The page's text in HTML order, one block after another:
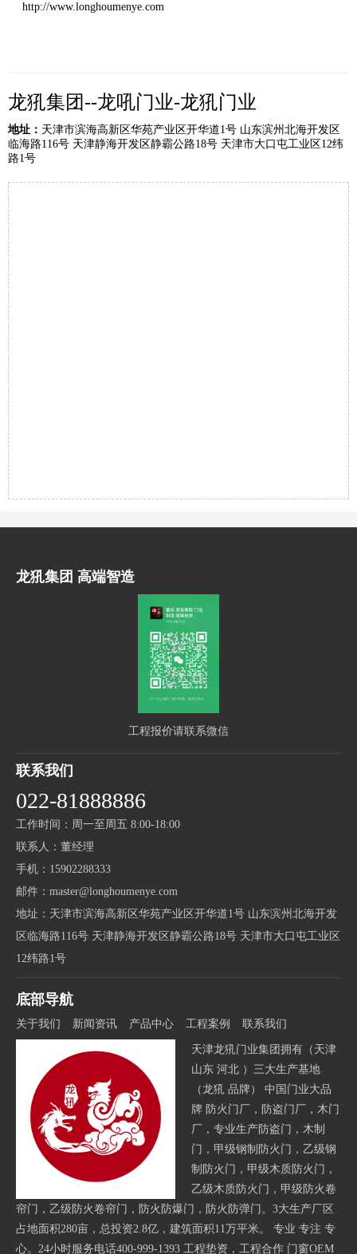
http://www.longhoumenye.com
龙犼集团--龙吼门业-龙犼门业
地址： 天津市滨海高新区华苑产业区开华道1号 山东滨州北海开发区
临海路116号 天津静海开发区静霸公路18号 天津市大口屯工业区12纬
路1号
龙犼集团 高端智造
工程报价请联系微信
联系我们
022-81888886
工作时间：周一至周五 8:00-18:00
联系人：董经理
手机：15902288333
邮件：master@longhoumenye.com
地址：天津市滨海高新区华苑产业区开华道1号 山东滨州北海开发
区临海路116号 天津静海开发区静霸公路18号 天津市大口屯工业区
12纬路1号
底部导航
关于我们 新闻资讯 产品中心 工程案例 联系我们
天津龙犼门业集团拥有（天津
山东 河北 ）三大生产基地
（龙犼 品牌） 中国门业大品
牌 防火门厂，防盗门厂，木门
厂，专业生产防盗门，木制
门，甲级钢制防火门，乙级钢
制防火门，甲级木质防火门，
乙级木质防火门，甲级防火卷
帘门，乙级防火卷帘门，防火防爆门，防火防弹门。3大生产厂区
占地面积280亩，总投资2.8亿，建筑面积11万平米。 专业 专注 专
心。24小时服务电话400-999-1393 工程垫资，工程合作 门窗OEM